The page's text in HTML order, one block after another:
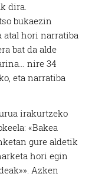
dira.
bukaezin
atal hori narratiba
bat da alde
nire 34
eta narratiba
irakurtzeko
«Bakea
gure aldetik
hori egin
Azken